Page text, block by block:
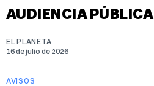
AUDIENCIA PÚBLICA
EL PLANETA
16 de julio de 2026
AVISOS